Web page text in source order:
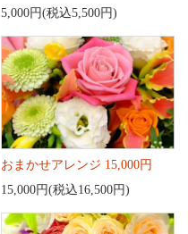
5,000円(税込5,500円)
おまかせアレンジ 15,000円
15,000円(税込16,500円)